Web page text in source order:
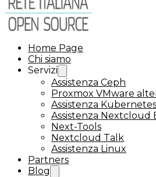
Home Page
Chi siamo
Servizi
Assistenza Ceph
Proxmox VMware
Assistenza Kubernetes
Assistenza Nextcloud
Next-Tools
Nextcloud Talk
Assistenza Linux
Partners
Blog